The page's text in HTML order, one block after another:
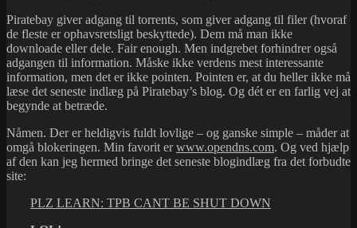
Piratebay giver adgang til torrents, som giver adgang til filer (hvoraf
de fleste er ophavsretsligt beskyttede). Dem må man ikke
downloade eller dele. Fair enough. Men indgrebet forhindrer også
adgangen til information. Måske ikke verdens mest interessante
information, men det er ikke pointen. Pointen er, at du heller ikke må
læse det seneste indlæg på Piratebay’s blog. Og dét er en farlig vej at
begynde at betræde.
Nåmen. Der er heldigvis fuldt lovlige – og ganske simple – måder at
omgå blokeringen. Min favorit erwww.opendns.com. Og ved hjælp
af den kan jeg hermed bringe det seneste blogindlæg fra det forbudte
site:
PLZ LEARN: TPB CANT BE SHUT DOWN